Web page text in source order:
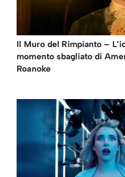
Il Muro del Rimpianto –
momento sbagliato di
Roanoke